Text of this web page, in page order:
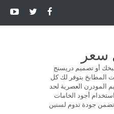
سعر
أو تصميم دريسنج
المطابخ بتوفر لك كل
المودرن العصرية لحد
أجود الخامات
جودة تدوم لسنين